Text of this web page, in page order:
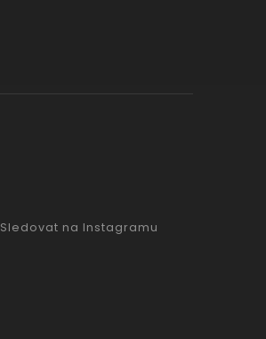
Sledovat na Instagramu